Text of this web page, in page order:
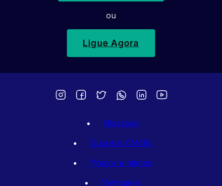
ou
Ligue Agora
Glossário
Guia dos CNAEs
Preços e planos
Vantagens